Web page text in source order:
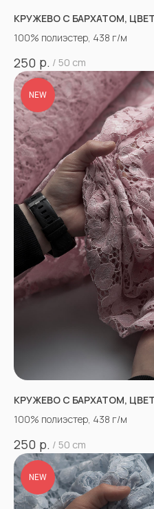
КРУЖЕВО С БАРХАТОМ,
100% полиэстер, 438 г/м
250 р. / 50 cm
NEW
КРУЖЕВО С БАРХАТОМ,
100% полиэстер, 438 г/м
250 р. / 50 cm
NEW